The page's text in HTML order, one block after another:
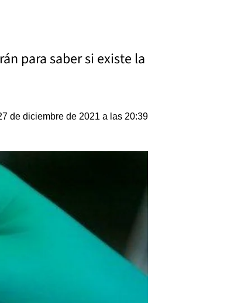
para saber si existe la
de diciembre de 2021 a las 20:39